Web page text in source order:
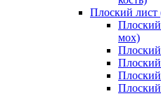
Плоский лист
мох)